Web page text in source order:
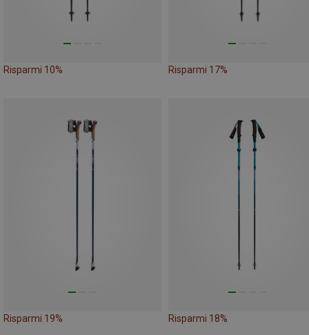
Risparmi 10% Risparmi 17%
Risparmi 19% Risparmi 18%